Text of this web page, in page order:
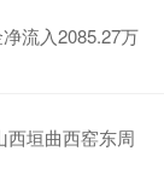
流入2085.27万
西垣曲西窑东周